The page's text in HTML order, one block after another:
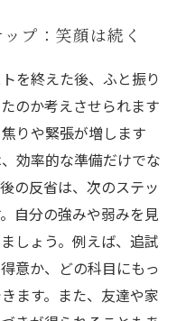
プ：笑顔は続く
を終えた後、ふと振り
のか考えさせられます
りや緊張が増します
効率的な準備だけでな
の反省は、次のステッ
自分の強みや弱みを見
しょう。例えば、追試
意か、どの科目にもっ
ます。また、友達や家